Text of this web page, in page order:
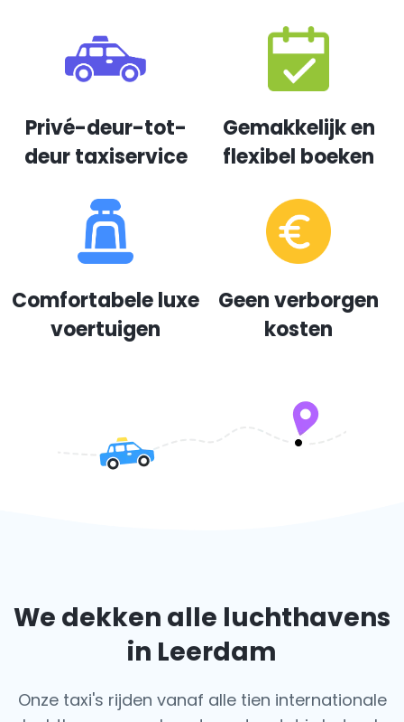
Privé-deur-tot-
deur taxiservice
Gemakkelijk en
flexibel boeken
Comfortabele luxe
voertuigen
Geen verborgen
kosten
We dekken alle luchthavens
in Leerdam
Onze taxi's rijden vanaf alle tien internationale